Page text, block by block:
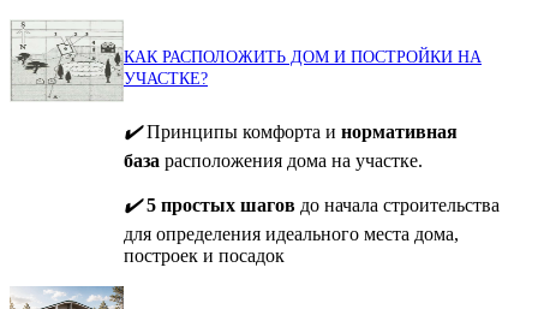
КАК РАСПОЛОЖИТЬ ДОМ И ПОСТРОЙКИ НА
УЧАСТКЕ?
✔️Принципы комфорта и нормативная
база расположения дома на участке.
✔️5 простых шагов до начала строительства
для определения идеального места дома,
построек и посадок